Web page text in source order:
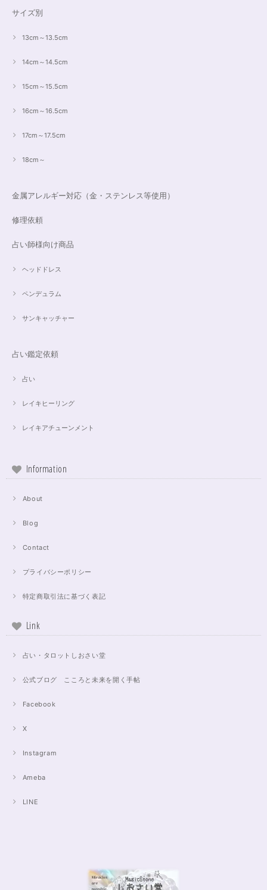
サイズ別
13cm～13.5cm
14cm～14.5cm
15cm～15.5cm
16cm～16.5cm
17cm～17.5cm
18cm～
金属アレルギー対応（金・ステンレス等使用）
修理依頼
占い師様向け商品
ヘッドドレス
ペンデュラム
サンキャッチャー
占い鑑定依頼
占い
レイキヒーリング
レイキアチューンメント
Information
About
Blog
Contact
プライバシーポリシー
特定商取引法に基づく表記
Link
占い・タロットしおさい堂
公式ブログ こころと未来を開く手帖
Facebook
X
Instagram
Ameba
LINE